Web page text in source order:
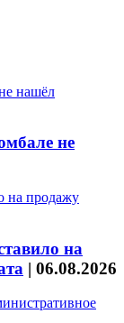
не
на
| 06.08.2026